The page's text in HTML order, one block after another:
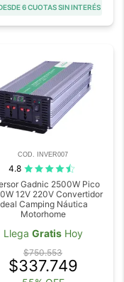
6 CUOTAS SIN INTERÉS
COD. INVER007
4.8
Gadnic 2500W Pico
12V 220V Convertidor
Camping Náutica
Motorhome
Llega GratisHoy
$750.553
$337.749